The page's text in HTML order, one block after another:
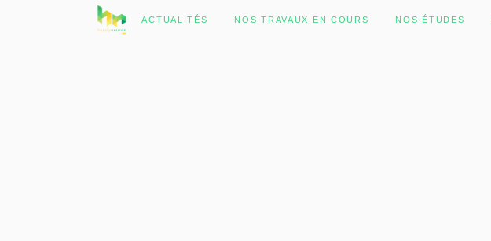
ACTUALITÉS NOS TRAVAUX EN COURS NOS ÉTUDES
No posts were found.